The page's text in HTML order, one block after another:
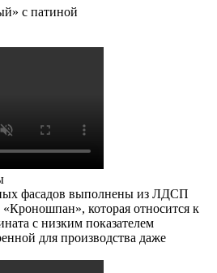
с патиной
фасадов выполнены из ЛДСП
которая относится к
с низким показателем
для производства даже